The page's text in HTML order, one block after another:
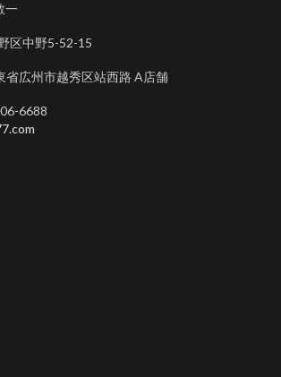
一
区中野5-52-15
省広州市越秀区站西路 A店舗
6688